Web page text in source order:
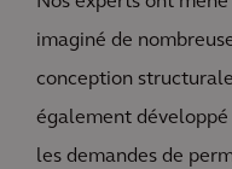
imaginé de
conception
également
les demandes de